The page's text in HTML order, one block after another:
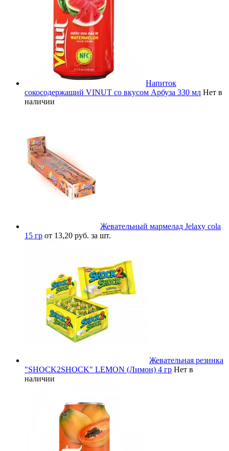
Напиток
сокосодержащий VINUT со вкусом Арбуза 330 мл Нет в
наличии
Жевательный мармелад Jelaxy cola
15 гр от 13,20 руб. за шт.
Жевательная резинка
"SHOCK2SHOCK" LEMON (Лимон) 4 гр Нет в
наличии